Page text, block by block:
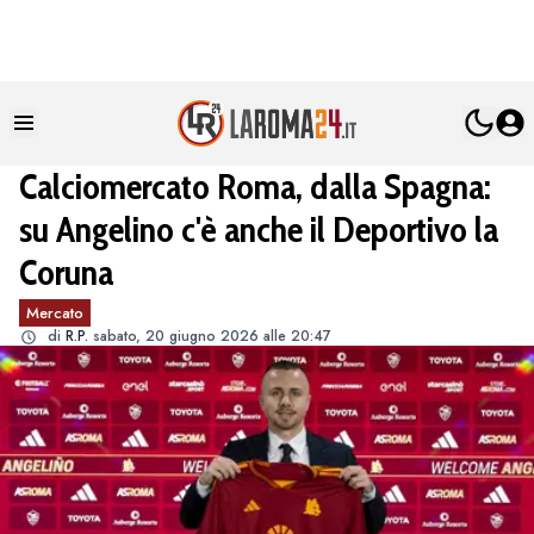
Calciomercato Roma, dalla Spagna:
su Angelino c'è anche il Deportivo la
Coruna
Mercato
di R.P. sabato, 20 giugno 2026 alle 20:47